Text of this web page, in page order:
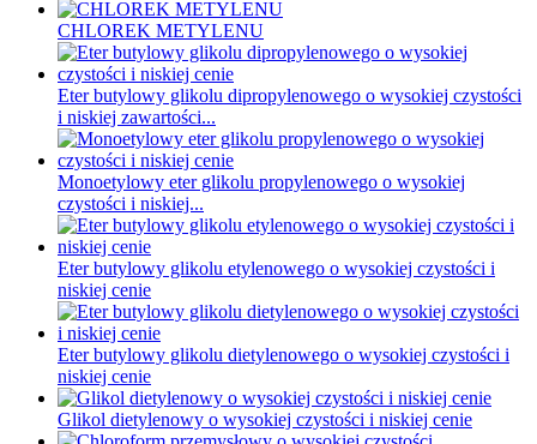
CHLOREK METYLENU
Eter butylowy glikolu dipropylenowego o wysokiej czystości
i niskiej zawartości...
Monoetylowy eter glikolu propylenowego o wysokiej
czystości i niskiej...
Eter butylowy glikolu etylenowego o wysokiej czystości i
niskiej cenie
Eter butylowy glikolu dietylenowego o wysokiej czystości i
niskiej cenie
Glikol dietylenowy o wysokiej czystości i niskiej cenie